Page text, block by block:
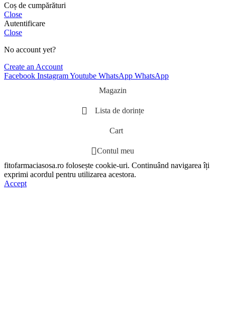
Coș de cumpărături
Close
Autentificare
Close
No account yet?
Create an Account
Facebook InstagramYoutube WhatsApp WhatsApp
Magazin
Lista de dorințe
Cart
Contul meu
fitofarmaciasosa.ro folosește cookie-uri. Continuând navigarea îți
exprimi acordul pentru utilizarea acestora.
Accept